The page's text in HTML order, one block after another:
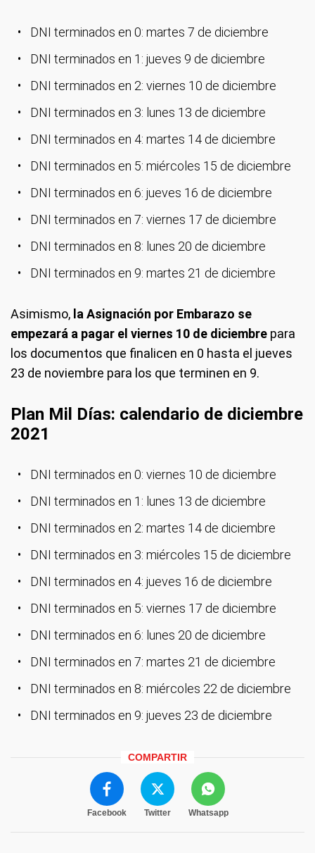
DNI terminados en 0: martes 7 de diciembre
DNI terminados en 1: jueves 9 de diciembre
DNI terminados en 2: viernes 10 de diciembre
DNI terminados en 3: lunes 13 de diciembre
DNI terminados en 4: martes 14 de diciembre
DNI terminados en 5: miércoles 15 de diciembre
DNI terminados en 6: jueves 16 de diciembre
DNI terminados en 7: viernes 17 de diciembre
DNI terminados en 8: lunes 20 de diciembre
DNI terminados en 9: martes 21 de diciembre
Asimismo, la Asignación por Embarazo se
empezará a pagar el viernes 10 de diciembre para
los documentos que finalicen en 0 hasta el jueves
23 de noviembre para los que terminen en 9.
Plan Mil Días: calendario de diciembre
2021
DNI terminados en 0: viernes 10 de diciembre
DNI terminados en 1: lunes 13 de diciembre
DNI terminados en 2: martes 14 de diciembre
DNI terminados en 3: miércoles 15 de diciembre
DNI terminados en 4: jueves 16 de diciembre
DNI terminados en 5: viernes 17 de diciembre
DNI terminados en 6: lunes 20 de diciembre
DNI terminados en 7: martes 21 de diciembre
DNI terminados en 8: miércoles 22 de diciembre
DNI terminados en 9: jueves 23 de diciembre
COMPARTIR
Facebook Twitter Whatsapp